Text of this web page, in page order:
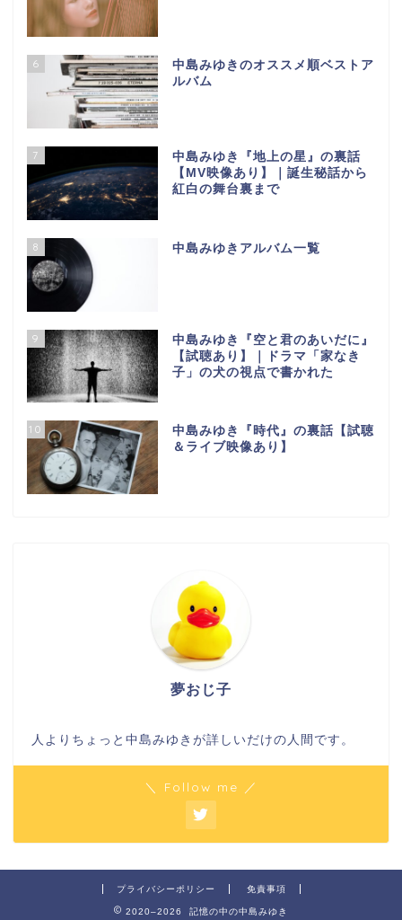
6
中島みゆきのオススメ順ベストア
ルバム
7
中島みゆき『地上の星』の裏話
【МV映像あり】｜誕生秘話から
紅白の舞台裏まで
8 中島みゆきアルバム一覧
9
中島みゆき『空と君のあいだに』
【試聴あり】｜ドラマ「家なき
子」の犬の視点で書かれた
10
中島みゆき『時代』の裏話【試聴
＆ライブ映像あり】
夢おじ子
人よりちょっと中島みゆきが詳しいだけの人間です。
＼ Follow me ／
プライバシーポリシー 免責事項
2020–2026 記憶の中の中島みゆき